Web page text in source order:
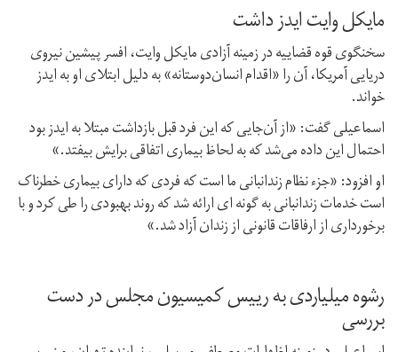
مایکل وایت ایدز داشت
سخنگوی قوه قضاییه در زمینه آزادی مایکل وایت،‌ افسر پیشین نیروی
دریایی آمریکا،‌ آن را «اقدام انسان‌دوستانه» به دلیل ابتلای او به ایدز
خواند.
اسماعیلی گفت: «از آن‌جایی که این فرد قبل بازداشت مبتلا به ایدز بود
احتمال این داده می‌شد که به لحاظ بیماری اتفاقی برایش بیفتد.»
او افزود: «جزء نظام زندانبانی ما است که فردی که دارای بیماری خطرناک
است خدمات زندانبانی به گونه ای ارائه شد که روند بهبودی را طی کرد و با
برخورداری از ارفاقات قانونی از زندان آزاد شد.»
رشوه میلیاردی به رییس کمیسیون‌ مجلس در دست
بررسی